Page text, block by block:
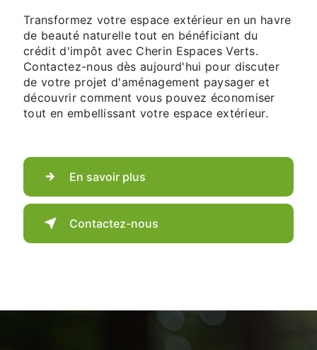
Transformez votre espace extérieur en un havre
de beauté naturelle tout en bénéficiant du
crédit d'impôt avec Cherin Espaces Verts.
Contactez-nous dès aujourd'hui pour discuter
de votre projet d'aménagement paysager et
découvrir comment vous pouvez économiser
tout en embellissant votre espace extérieur.
En savoir plus
Contactez-nous